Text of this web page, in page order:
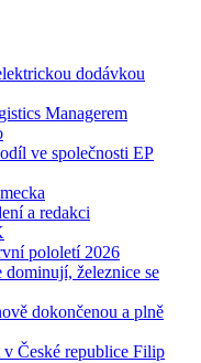
dodávkou
Managerem
ve společnosti EP
a redakci
pololetí 2026
železnice se
dokončenou a plně
v České republice Filip